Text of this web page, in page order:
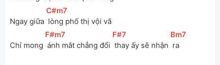
Ngay giữa
[
C#m7
lòng phố thị vội vã
Chỉ mong
[F#m7
ánh mắt chẳng đổi
[F#7
thay ấy sẽ nhận
[Bm7
ra